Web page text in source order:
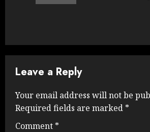
Leave a Reply
Your email address will not be
Required fields are marked *
Comment *